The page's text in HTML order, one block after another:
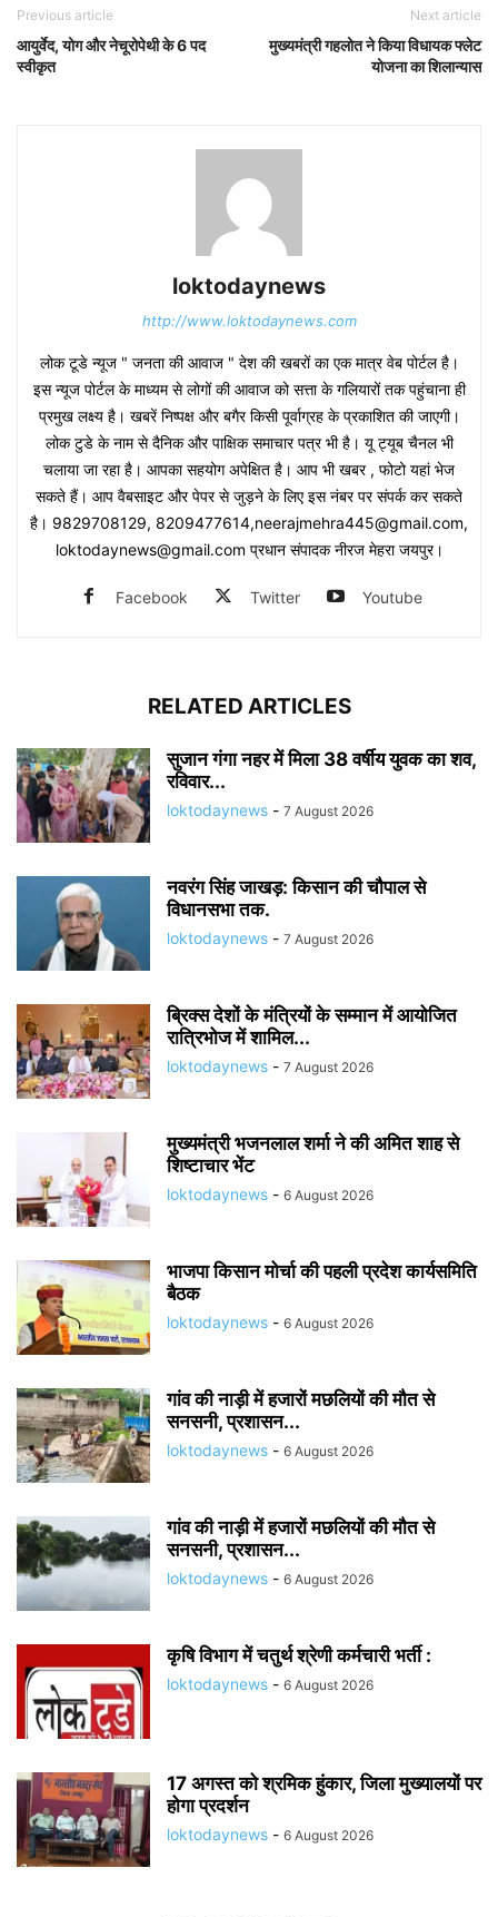
Previous article
आयुर्वेद, योग और नेचूरोपेथी के 6 पद
स्वीकृत
Next article
मुख्यमंत्री गहलोत ने किया विधायक फ्लेट
योजना का शिलान्यास
loktodaynews
http://www.loktodaynews.com
लोक टूडे न्यूज " जनता की आवाज " देश की खबरों का एक मात्र वेब पोर्टल है।
इस न्यूज पोर्टल के माध्यम से लोगों की आवाज को सत्ता के गलियारों तक पहुंचाना ही
प्रमुख लक्ष्य है। खबरें निष्पक्ष और बगैर किसी पूर्वाग्रह के प्रकाशित की जाएगी।
लोक टुडे के नाम से दैनिक और पाक्षिक समाचार पत्र भी है। यू ट्यूब चैनल भी
चलाया जा रहा है। आपका सहयोग अपेक्षित है। आप भी खबर , फोटो यहां भेज
सकते हैं। आप वैबसाइट और पेपर से जुड़ने के लिए इस नंबर पर संपर्क कर सकते
है। 9829708129, 8209477614,neerajmehra445@gmail.com,
loktodaynews@gmail.com प्रधान संपादक नीरज मेहरा जयपुर।
Facebook Twitter Youtube
RELATED ARTICLES
सुजान गंगा नहर में मिला 38 वर्षीय युवक का शव,
रविवार...
loktodaynews - 7 August 2026
नवरंग सिंह जाखड़: किसान की चौपाल से
विधानसभा तक.
loktodaynews - 7 August 2026
ब्रिक्स देशों के मंत्रियों के सम्मान में आयोजित
रात्रिभोज में शामिल...
loktodaynews - 7 August 2026
मुख्यमंत्री भजनलाल शर्मा ने की अमित शाह से
शिष्टाचार भेंट
loktodaynews - 6 August 2026
भाजपा किसान मोर्चा की पहली प्रदेश कार्यसमिति
बैठक
loktodaynews - 6 August 2026
गांव की नाड़ी में हजारों मछलियों की मौत से
सनसनी, प्रशासन...
loktodaynews - 6 August 2026
गांव की नाड़ी में हजारों मछलियों की मौत से
सनसनी, प्रशासन...
loktodaynews - 6 August 2026
कृषि विभाग में चतुर्थ श्रेणी कर्मचारी भर्ती :
loktodaynews - 6 August 2026
17 अगस्त को श्रमिक हुंकार, जिला मुख्यालयों पर
होगा प्रदर्शन
loktodaynews - 6 August 2026